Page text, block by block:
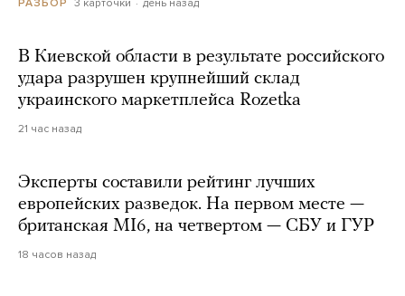
РАЗБОР 3 карточки день назад
В Киевской области в результате российского
удара разрушен крупнейший склад
украинского маркетплейса Rozetka
21 час назад
Эксперты составили рейтинг лучших
европейских разведок. На первом месте —
британская MI6, на четвертом — СБУ и ГУР
18 часов назад